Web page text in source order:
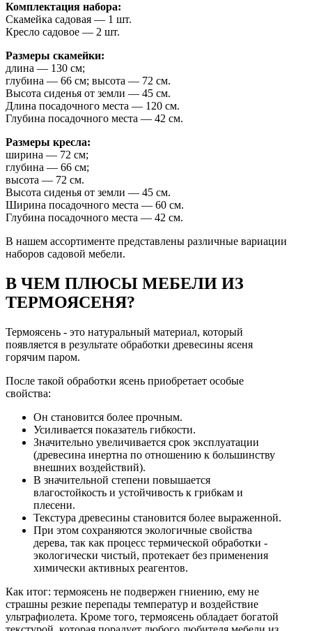
Комплектация набора:
Скамейка садовая — 1 шт.
Кресло садовое — 2 шт.
Размеры скамейки:
длина — 130 см;
глубина — 66 см; высота — 72 см.
Высота сиденья от земли — 45 см.
Длина посадочного места — 120 см.
Глубина посадочного места — 42 см.
Размеры кресла:
ширина — 72 см;
глубина — 66 см;
высота — 72 см.
Высота сиденья от земли — 45 см.
Ширина посадочного места — 60 см.
Глубина посадочного места — 42 см.
В нашем ассортименте представлены различные вариации
наборов садовой мебели.
В ЧЕМ ПЛЮСЫ МЕБЕЛИ ИЗ
ТЕРМОЯСЕНЯ?
Термоясень - это натуральный материал, который
появляется в результате обработки древесины ясеня
горячим паром.
После такой обработки ясень приобретает особые
свойства:
Он становится более прочным.
Усиливается показатель гибкости.
Значительно увеличивается срок эксплуатации
(древесина инертна по отношению к большинству
внешних воздействий).
В значительной степени повышается
влагостойкость и устойчивость к грибкам и
плесени.
Текстура древесины становится более выраженной.
При этом сохраняются экологичные свойства
дерева, так как процесс термической обработки -
экологически чистый, протекает без применения
химически активных реагентов.
Как итог: термоясень не подвержен гниению, ему не
страшны резкие перепады температур и воздействие
ультрафиолета. Кроме того, термоясень обладает богатой